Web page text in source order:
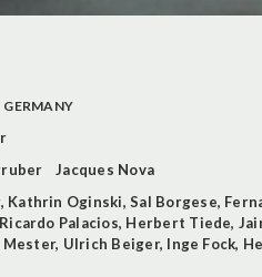
GERMANY
Jacques Nova
, Kathrin Oginski,Sal Borgese,
Ricardo Palacios, Herbert Tiede,
, Ulrich Beiger, Inge Fock,